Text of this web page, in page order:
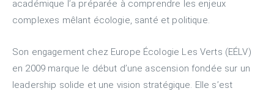
académique l’a préparée à comprendre les enjeux
complexes mêlant écologie, santé et politique.
Son engagement chez Europe Écologie Les Verts (EÉLV)
en 2009 marque le début d’une ascension fondée sur un
leadership solide et une vision stratégique. Elle s’est